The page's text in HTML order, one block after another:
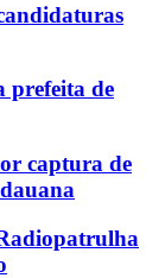
prefeita de
captura de